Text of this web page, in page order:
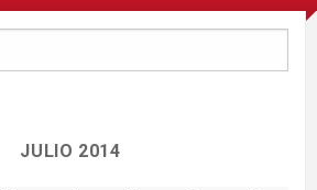
JULIO 2014